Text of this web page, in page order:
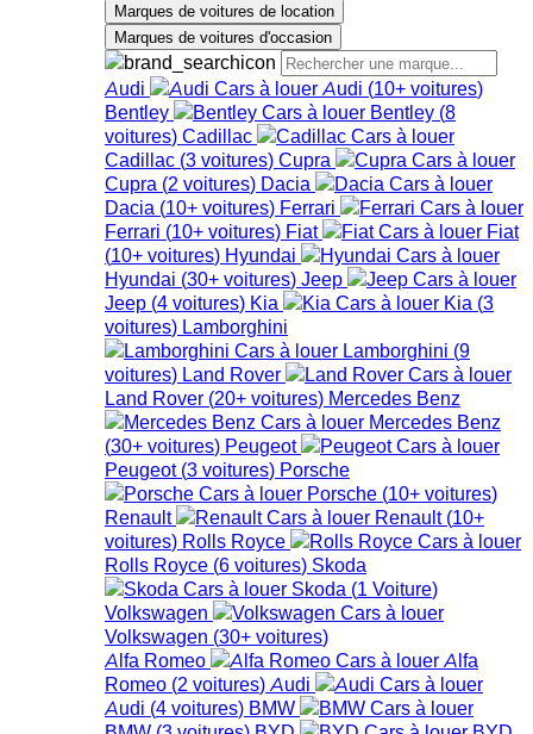
Marques de voitures de location
Marques de voitures d'occasion
Audi Audi (10+ voitures)
Bentley
Bentley (8
voitures) Cadillac
Cadillac (3 voitures) Cupra
Cupra (2 voitures) Dacia
Dacia (10+ voitures) Ferrari
Ferrari (10+ voitures) Fiat
Fiat
(10+ voitures) Hyundai
Hyundai (30+ voitures) Jeep
Jeep (4 voitures) Kia Kia (3
voitures) Lamborghini
Lamborghini (9
voitures) Land Rover
Land Rover (20+ voitures) Mercedes Benz
Mercedes Benz
(30+ voitures) Peugeot
Peugeot (3 voitures) Porsche
Porsche (10+ voitures)
Renault
Renault (10+
voitures) Rolls Royce
Rolls Royce (6 voitures) Skoda
Skoda (1 Voiture)
Volkswagen
Volkswagen (30+ voitures)
Alfa Romeo
Alfa
Romeo (2 voitures) Audi
Audi (4 voitures) BMW